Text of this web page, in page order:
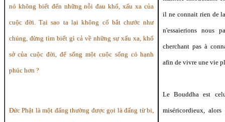
nó không biết đến những nỗi đau khổ, xấu xa của
cuộc đời. Tại sao ta lại không cố bắt chước như
chúng, đừng tìm biết gì cả về những sự xấu xa, khổ
sở của cuộc đời, để sống một cuộc sống có hạnh
phúc hơn ?
Đức Phật là một đấng thường được gọi là đấng từ bi,
il ne connait rien de
n'essaierions nous
cherchant pas à
afin de vivre une vie
Le Bouddha est
miséricordieux,